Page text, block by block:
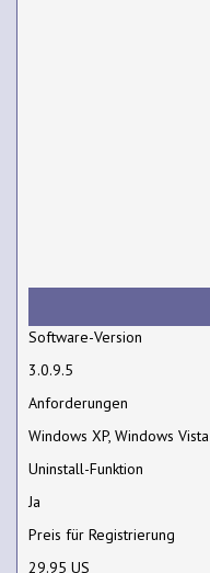
Software-Version
3.0.9.5
Anforderungen
Windows XP, Windows Vista
Uninstall-Funktion
Ja
Preis für Registrierung
29.95 US